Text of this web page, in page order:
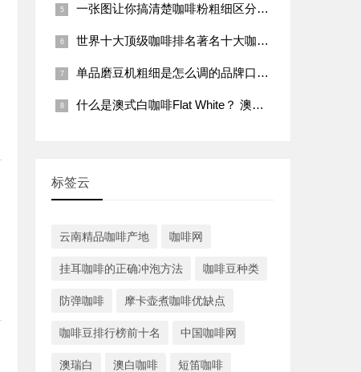
一张图让你搞清楚咖啡粉粗细区分！手冲咖啡研磨度粗细标准教程
世界十大顶级咖啡排名著名十大咖啡品牌 世界十大咖啡有哪些品牌
单品磨豆机粗细是怎么调的品牌口感风味描述处理法介绍
什么是澳式白咖啡Flat White？ 澳白、拿铁与卡布奇诺牛奶咖啡比例有什么区别
标签云
云南精品咖啡产地 咖啡网
挂耳咖啡的正确冲泡方法 咖啡豆种类
防弹咖啡 摩卡壶煮咖啡优缺点
咖啡豆排行榜前十名 中国咖啡网
澳瑞白 澳白咖啡 短笛咖啡